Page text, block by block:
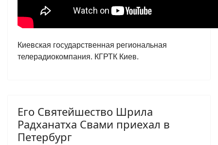
Киевская государственная региональная
телерадиокомпания. КГРТК Киев.
Его Святейшество Шрила
Радханатха Свами приехал в
Петербург